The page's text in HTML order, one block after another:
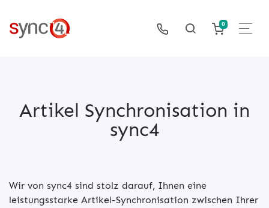
0
Artikel Synchronisation in
sync4
Wir von sync4 sind stolz darauf, Ihnen eine
leistungsstarke Artikel-Synchronisation zwischen Ihrer